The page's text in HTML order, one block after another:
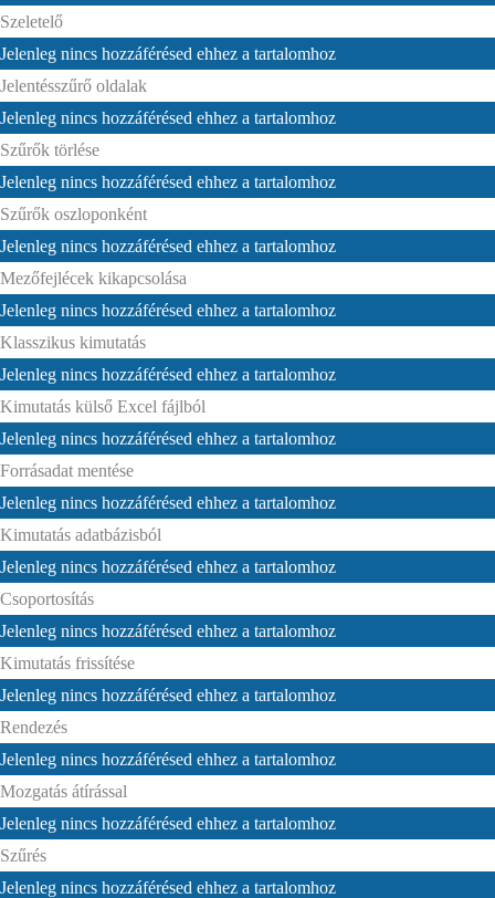
Szeletelő
Jelenleg nincs hozzáférésed ehhez a tartalomhoz
Jelentésszűrő oldalak
Jelenleg nincs hozzáférésed ehhez a tartalomhoz
Szűrők törlése
Jelenleg nincs hozzáférésed ehhez a tartalomhoz
Szűrők oszloponként
Jelenleg nincs hozzáférésed ehhez a tartalomhoz
Mezőfejlécek kikapcsolása
Jelenleg nincs hozzáférésed ehhez a tartalomhoz
Klasszikus kimutatás
Jelenleg nincs hozzáférésed ehhez a tartalomhoz
Kimutatás külső Excel fájlból
Jelenleg nincs hozzáférésed ehhez a tartalomhoz
Forrásadat mentése
Jelenleg nincs hozzáférésed ehhez a tartalomhoz
Kimutatás adatbázisból
Jelenleg nincs hozzáférésed ehhez a tartalomhoz
Csoportosítás
Jelenleg nincs hozzáférésed ehhez a tartalomhoz
Kimutatás frissítése
Jelenleg nincs hozzáférésed ehhez a tartalomhoz
Rendezés
Jelenleg nincs hozzáférésed ehhez a tartalomhoz
Mozgatás átírással
Jelenleg nincs hozzáférésed ehhez a tartalomhoz
Szűrés
Jelenleg nincs hozzáférésed ehhez a tartalomhoz